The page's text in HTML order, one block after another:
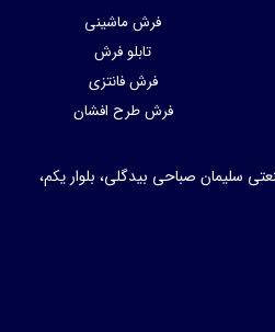
فرش ماشینی
تابلو فرش
فرش فانتزی
فرش طرح افشان
سلیمان صباحی بیدگلی، بلوار یکم،